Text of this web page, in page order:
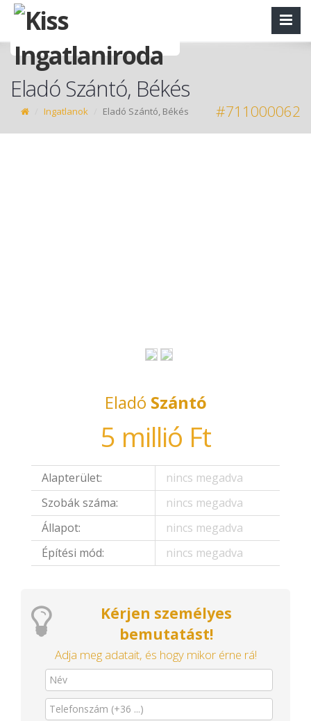
Eladó Szántó, Békés
Ingatlanok Eladó Szántó, Békés #711000062
Eladó Szántó
5 millió Ft
Alapterület:
nincs megadva
Szobák száma:
nincs megadva
Állapot:
nincs megadva
Építési mód:
nincs megadva
Kérjen személyes
bemutatást!
Adja meg adatait, és hogy mikor érne rá!